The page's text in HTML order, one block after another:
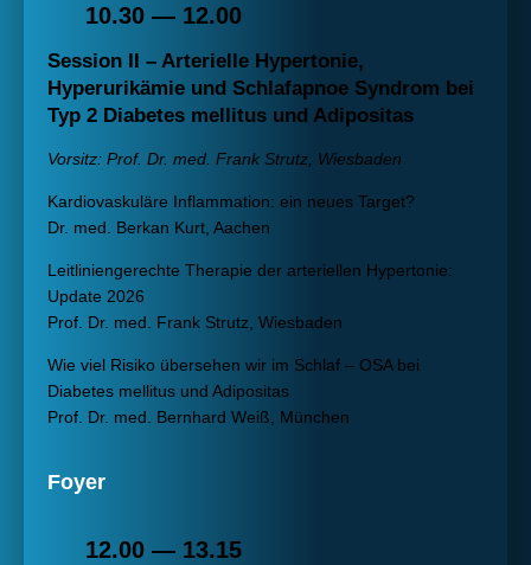
10.30 — 12.00
Session II – Arterielle Hypertonie,
Hyperurikämie und Schlafapnoe Syndrom bei
Typ 2 Diabetes mellitus und Adipositas
Vorsitz: Prof. Dr. med. Frank Strutz, Wiesbaden
Kardiovaskuläre Inflammation: ein neues Target?
Dr. med. Berkan Kurt, Aachen
Leitliniengerechte Therapie der arteriellen Hypertonie:
Update 2026
Prof. Dr. med. Frank Strutz, Wiesbaden
Wie viel Risiko übersehen wir im Schlaf – OSA bei
Diabetes mellitus und Adipositas
Prof. Dr. med. Bernhard Weiß, München
Foyer
12.00 — 13.15